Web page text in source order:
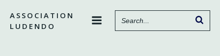
contenu
ASSOCIATION
LUDENDO